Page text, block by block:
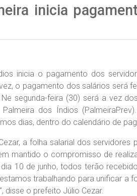
inicia
inicia o pagamento dos
o pagamento dos salários será
segunda-feira (30) será a vez
dos Índios
dias, dentro do calendário de
a folha salarial dos servidores
mantido o compromisso de
10 de junho, todos terão
trabalhando para unificar a
disse o prefeito Júlio Cezar.